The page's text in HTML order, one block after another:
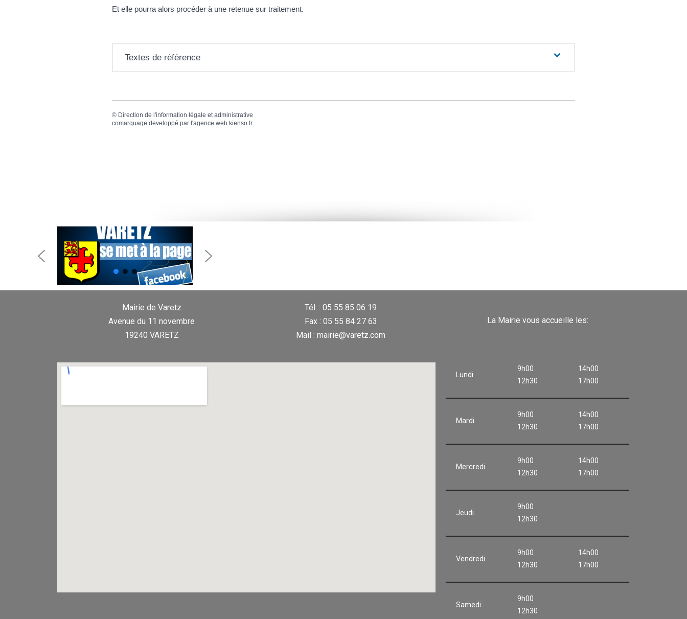
Et elle pourra alors procéder à une retenue sur traitement.
Textes de référence
© Direction de l'information légale et administrative
comarquage developpé par l'agence web kienso.fr
Mairie de Varetz
Avenue du 11 novembre
19240 VARETZ
Tél. : 05 55 85 06 19
Fax : 05 55 84 27 63
Mail : mairie@varetz.com
La Mairie vous accueille les:
Lundi
9h00
12h30
14h00
17h00
Mardi
9h00
12h30
14h00
17h00
Mercredi
9h00
12h30
14h00
17h00
Jeudi
9h00
12h30
Vendredi
9h00
12h30
14h00
17h00
Samedi
9h00
12h30